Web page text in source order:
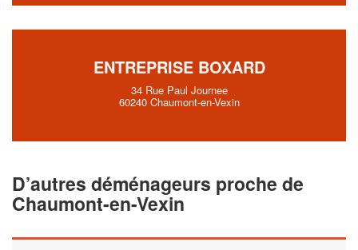
ENTREPRISE BOXARD
34 Rue Paul Journee
60240 Chaumont-en-Vexin
D’autres déménageurs proche de
Chaumont-en-Vexin